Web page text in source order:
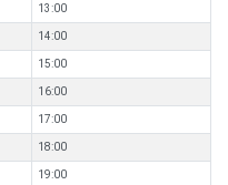
13:00
14:00
15:00
16:00
17:00
18:00
19:00